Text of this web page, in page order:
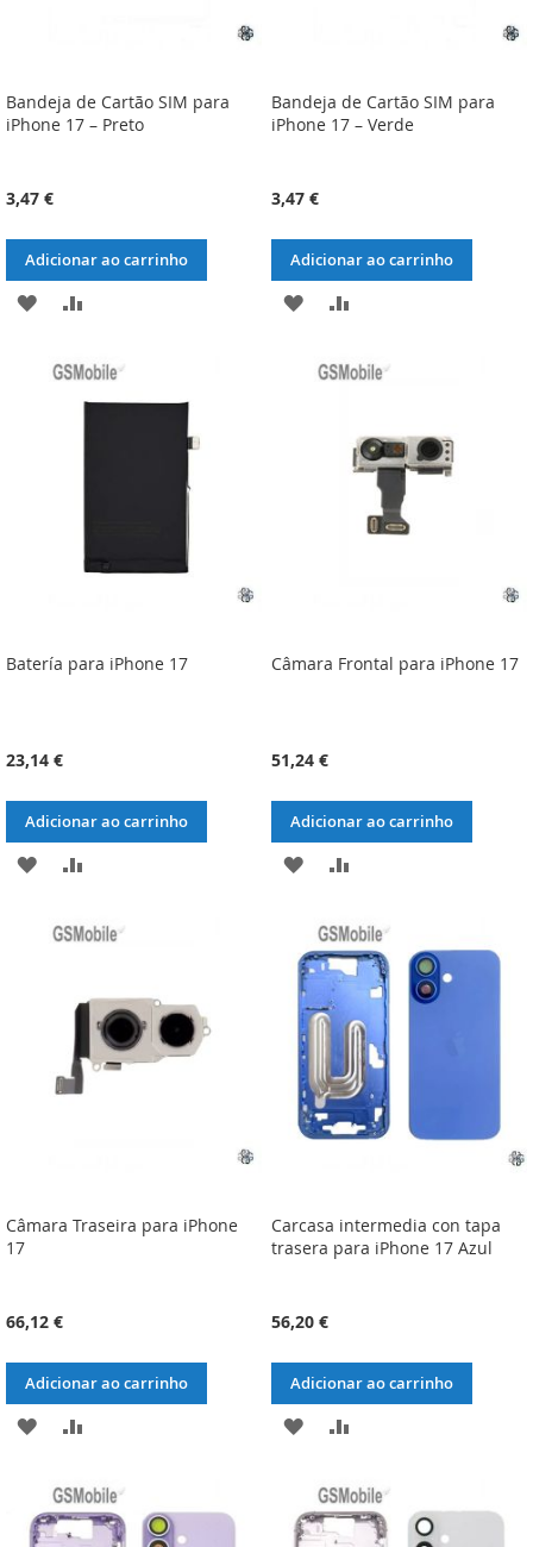
Bandeja de Cartão SIM para
iPhone 17 – Preto
3,47 €
Adicionar ao carrinho
ADICIONAR
LISTACOMPARAÇÃO
Bandeja de Cartão SIM para
iPhone 17 – Verde
3,47 €
Adicionar ao carrinho
ADICIONAR
LISTA
DESEJOS
ADICIONAR
COMPARAÇÃO
Batería para iPhone 17
23,14 €
Adicionar ao carrinho
ADICIONAR
LISTA
DESEJOS
COMPARAÇÃO
Câmara Frontal para iPhone 17
51,24 €
Adicionar ao carrinho
ADICIONAR
LISTA
DE
DESEJOS
ADICIONAR
COMPARAÇÃO
Câmara Traseira para iPhone
17
66,12 €
Adicionar ao carrinho
ADICIONAR
LISTACOMPARAÇÃO
Carcasa intermedia con tapa
trasera para iPhone 17 Azul
56,20 €
Adicionar ao carrinho
ADICIONAR
LISTA
ADICIONAR
COMPARAÇÃO